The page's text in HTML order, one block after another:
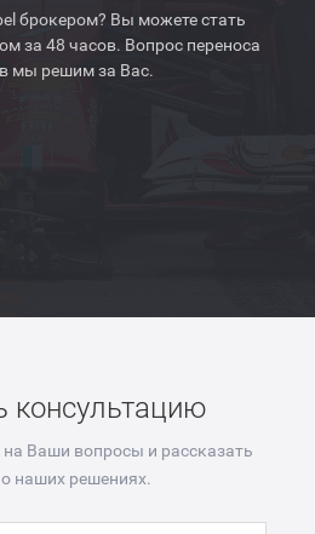
брокером? Вы можете стать
за 48 часов. Вопрос переноса
мы решим за Вас.
консультацию
Ваши вопросы и рассказать
наших решениях.